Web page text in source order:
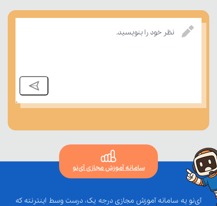
نظر خود را بنویسید.
سامانه آموزش مجازی آی‌نو
آی‌نو یه سامانه آموزش مجازی درجه یک، درست وسط اینترنته که